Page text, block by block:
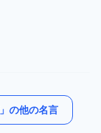
」の他の名言